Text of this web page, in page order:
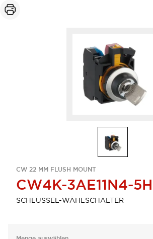
CW 22 MM FLUSH MOUNT
CW4K-3AE11N4-5H
SCHLÜSSEL-WÄHLSCHALTER